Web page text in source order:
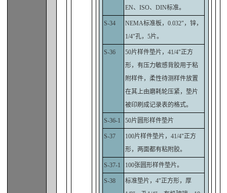
EN、ISO、DIN标准。
S-34
NEMA标准板，0.032"，锌，
1/4"孔，5片。
S-36
50片样件垫片，41/4"正方
形，有压力敏感背胶用于粘
附样件，柔性待测样件放置
在其上由磨耗轮压紧，垫片
被印刷成记录表的格式。
S-36-1 50片圆形样件垫片
S-37
100片样件垫片，41/4"正方
形，两面都有粘附胶。
S-37-1 100张圆形样件垫片。
S-38
标准垫片，4"正方形，厚